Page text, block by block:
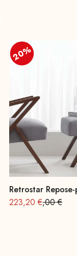
20%
20%
Retrostar
Offre à partir de
223,20 €Prix
,00 €